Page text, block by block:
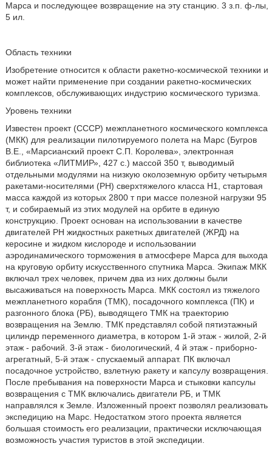
Марса и последующее возвращение на эту станцию. 3 з.п. ф-лы,
5 ил.
Область техники
Изобретение относится к области ракетно-космической техники и
может найти применение при создании ракетно-космических
комплексов, обслуживающих индустрию космического туризма.
Уровень техники
Известен проект (СССР) межпланетного космического комплекса
(МКК) для реализации пилотируемого полета на Марс (Бугров
В.Е., «Марсианский проект С.П. Королева», электронная
библиотека «ЛИТМИР», 427 с.) массой 350 т, выводимый
отдельными модулями на низкую околоземную орбиту четырьмя
ракетами-носителями (РН) сверхтяжелого класса Н1, стартовая
масса каждой из которых 2800 т при массе полезной нагрузки 95
т, и собираемый из этих модулей на орбите в единую
конструкцию. Проект основан на использовании в качестве
двигателей РН жидкостных ракетных двигателей (ЖРД) на
керосине и жидком кислороде и использовании
аэродинамического торможения в атмосфере Марса для выхода
на круговую орбиту искусственного спутника Марса. Экипаж МКК
включал трех человек, причем два из них должны были
высаживаться на поверхность Марса. МКК состоял из тяжелого
межпланетного корабля (ТМК), посадочного комплекса (ПК) и
разгонного блока (РБ), выводящего ТМК на траекторию
возвращения на Землю. ТМК представлял собой пятиэтажный
цилиндр переменного диаметра, в котором 1-й этаж - жилой, 2-й
этаж - рабочий. 3-й этаж - биологический, 4 й этаж - приборно-
агрегатный, 5-й этаж - спускаемый аппарат. ПК включал
посадочное устройство, взлетную ракету и капсулу возвращения.
После пребывания на поверхности Марса и стыковки капсулы
возвращения с ТМК включались двигатели РБ, и ТМК
направлялся к Земле. Изложенный проект позволял реализовать
экспедицию на Марс. Недостатком этого проекта является
большая стоимость его реализации, практически исключающая
возможность участия туристов в этой экспедиции.